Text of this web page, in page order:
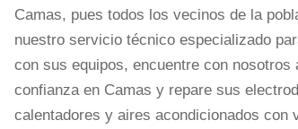
Camas, pues todos los vecinos de la
nuestro servicio técnico especializado
con sus equipos, encuentre con
confianza en Camas y repare sus
calentadores y aires acondicionados con